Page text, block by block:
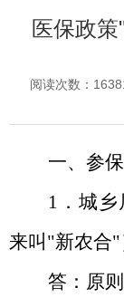
医保政
阅读次数：
一、参
1．城
来叫"新农合"
答：原